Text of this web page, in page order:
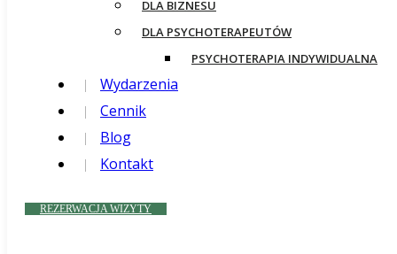
DLA BIZNESU
DLA PSYCHOTERAPEUTÓW
PSYCHOTERAPIA INDYWIDUALNA
Wydarzenia
Cennik
Blog
Kontakt
REZERWACJA WIZYTY